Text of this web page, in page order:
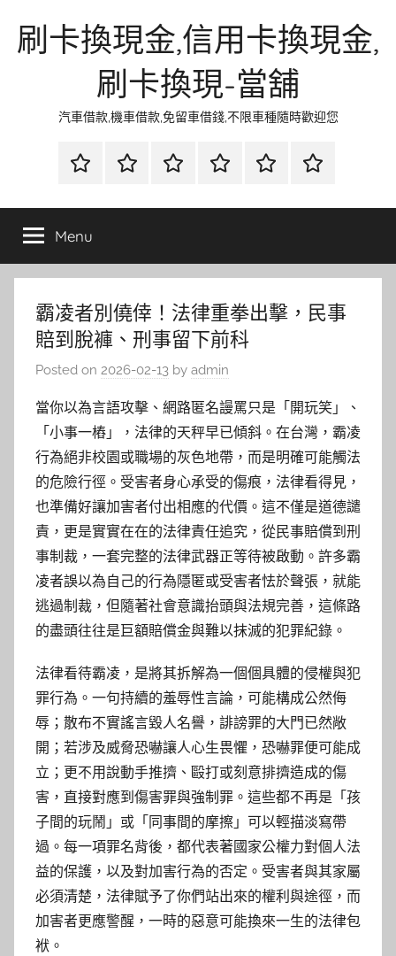
刷卡換現金,信用卡換現金,
刷卡換現-當舖
汽車借款,機車借款,免留車借錢,不限車種隨時歡迎您
首
當
金
網
資
流
時
環
清
聯
徵
Menu
霸凌者別僥倖！法律重拳出擊，民事
賠到脫褲、刑事留下前科
Posted on 2026-02-13 by admin
當你以為言語攻擊、網路匿名謾罵只是「開玩笑」、
「小事一樁」，法律的天秤早已傾斜。在台灣，霸凌
行為絕非校園或職場的灰色地帶，而是明確可能觸法
的危險行徑。受害者身心承受的傷痕，法律看得見，
也準備好讓加害者付出相應的代價。這不僅是道德譴
責，更是實實在在的法律責任追究，從民事賠償到刑
事制裁，一套完整的法律武器正等待被啟動。許多霸
凌者誤以為自己的行為隱匿或受害者怯於聲張，就能
逃過制裁，但隨著社會意識抬頭與法規完善，這條路
的盡頭往往是巨額賠償金與難以抹滅的犯罪紀錄。
法律看待霸凌，是將其拆解為一個個具體的侵權與犯
罪行為。一句持續的羞辱性言論，可能構成公然侮
辱；散布不實謠言毀人名譽，誹謗罪的大門已然敞
開；若涉及威脅恐嚇讓人心生畏懼，恐嚇罪便可能成
立；更不用說動手推擠、毆打或刻意排擠造成的傷
害，直接對應到傷害罪與強制罪。這些都不再是「孩
子間的玩鬧」或「同事間的摩擦」可以輕描淡寫帶
過。每一項罪名背後，都代表著國家公權力對個人法
益的保護，以及對加害行為的否定。受害者與其家屬
必須清楚，法律賦予了你們站出來的權利與途徑，而
加害者更應警醒，一時的惡意可能換來一生的法律包
袱。